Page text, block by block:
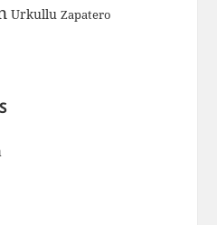
Urkullu Zapatero